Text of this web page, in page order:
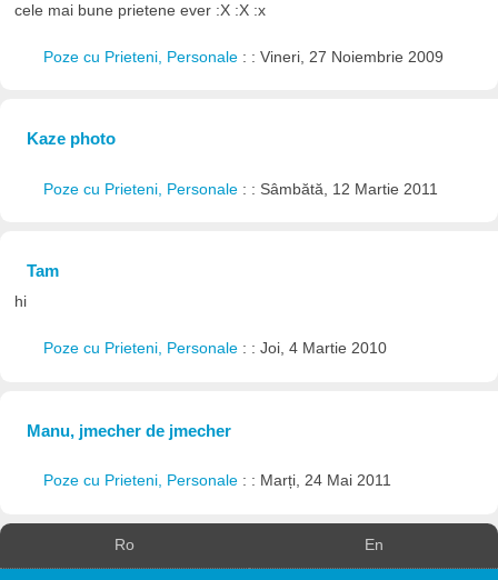
cele mai bune prietene ever :X :X :x
Poze cu Prieteni, Personale : : Vineri, 27 Noiembrie 2009
Kaze photo
Poze cu Prieteni, Personale : : Sâmbătă, 12 Martie 2011
Tam
hi
Poze cu Prieteni, Personale : : Joi, 4 Martie 2010
Manu, jmecher de jmecher
Poze cu Prieteni, Personale : : Marți, 24 Mai 2011
Ro En